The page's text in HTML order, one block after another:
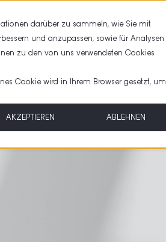
darüber zu sammeln, wie Sie mit
und anzupassen, sowie für Analysen
zu den von uns verwendeten Cookies
Cookie wird in Ihrem Browser gesetzt, um
AKZEPTIEREN ABLEHNEN